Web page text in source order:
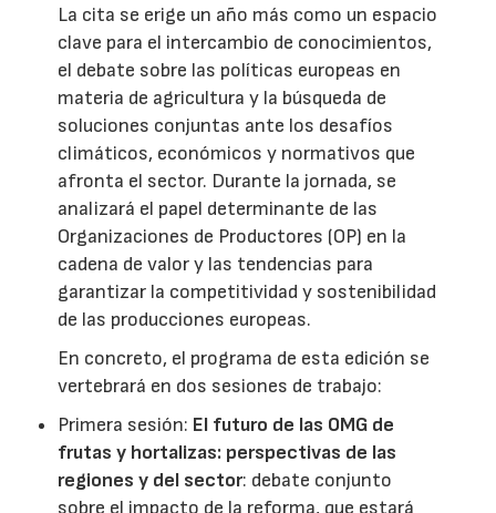
La cita se erige un año más como un espacio
clave para el intercambio de conocimientos,
el debate sobre las políticas europeas en
materia de agricultura y la búsqueda de
soluciones conjuntas ante los desafíos
climáticos, económicos y normativos que
afronta el sector. Durante la jornada, se
analizará el papel determinante de las
Organizaciones de Productores (OP) en la
cadena de valor y las tendencias para
garantizar la competitividad y sostenibilidad
de las producciones europeas.
En concreto, el programa de esta edición se
vertebrará en dos sesiones de trabajo:
Primera sesión: El futuro de las OMG de
frutas y hortalizas: perspectivas de las
regiones y del sector: debate conjunto